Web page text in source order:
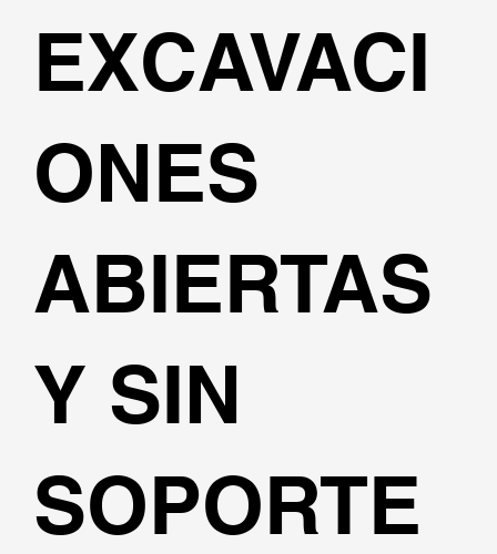
EXCAVACI
ONES
ABIERTAS
Y SIN
SOPORTE